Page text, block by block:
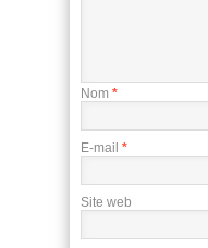
Nom *
E-mail *
Site web